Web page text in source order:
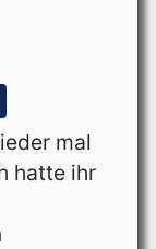
mal
hatte ihr